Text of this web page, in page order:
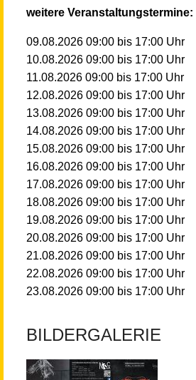
weitere Veranstaltungstermine:
09.08.202609:00 bis 17:00 Uhr
10.08.202609:00 bis 17:00 Uhr
11.08.202609:00 bis 17:00 Uhr
12.08.202609:00 bis 17:00 Uhr
13.08.202609:00 bis 17:00 Uhr
14.08.202609:00 bis 17:00 Uhr
15.08.202609:00 bis 17:00 Uhr
16.08.202609:00 bis 17:00 Uhr
17.08.202609:00 bis 17:00 Uhr
18.08.202609:00 bis 17:00 Uhr
19.08.202609:00 bis 17:00 Uhr
20.08.202609:00 bis 17:00 Uhr
21.08.202609:00 bis 17:00 Uhr
22.08.202609:00 bis 17:00 Uhr
23.08.202609:00 bis 17:00 Uhr
25.08.2026 09:00 bis17:00
26.08.202609:00bis17:00
27.08.202609:00bis17:00
BILDERGALERIE